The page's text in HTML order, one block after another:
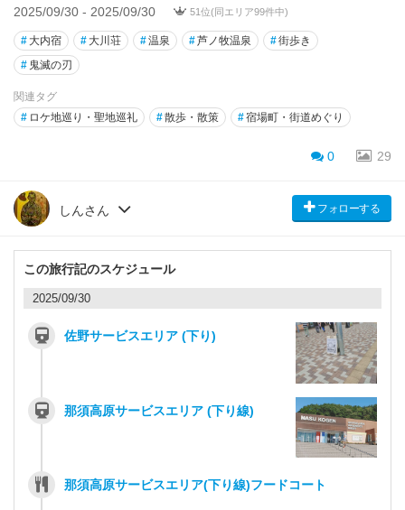
2025/09/30 - 2025/09/30 51位(同エリア99件中)
# 大内宿 # 大川荘 #温泉 #芦ノ牧温泉 #街歩き
# 鬼滅の刃
関連タグ
# ロケ地巡り・聖地巡礼 #散歩・散策 #宿場町・街道めぐり
0 29
しんさん フォローする
この旅行記のスケジュール
2025/09/30
佐野サービスエリア (下り)
那須高原サービスエリア (下り線)
那須高原サービスエリア(下り線)フードコート